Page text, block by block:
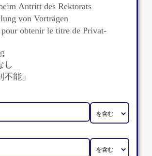
Antritt des Rektorats
von Vorträgen
pour obtenir le titre de Privat-
し
不能」